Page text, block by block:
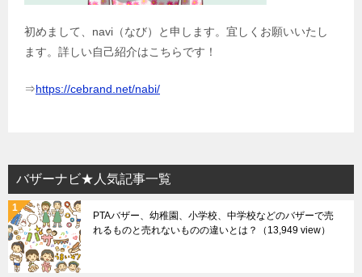
初めまして、navi（なび）と申します。宜しくお願いいたし
ます。詳しい自己紹介はこちらです！
⇒https://cebrand.net/nabi/
バザーナビ★人気記事一覧
PTAバザー、幼稚園、小学校、中学校などのバザーで売
れるものと売れないものの違いとは？
（13,949 view）